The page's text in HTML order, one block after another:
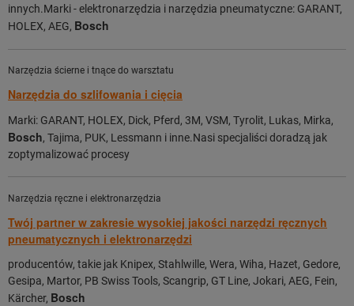
innych.Marki - elektronarzędzia i narzędzia pneumatyczne: GARANT,
HOLEX, AEG, Bosch
Narzędzia ścierne i tnące do warsztatu
Narzędzia do szlifowania i cięcia
Marki: GARANT, HOLEX, Dick, Pferd, 3M, VSM, Tyrolit, Lukas, Mirka,
Bosch, Tajima, PUK, Lessmann i inne.Nasi specjaliści doradzą jak
zoptymalizować procesy
Narzędzia ręczne i elektronarzędzia
Twój partner w zakresie wysokiej jakości narzędzi ręcznych
pneumatycznych i elektronarzędzi
producentów, takie jak Knipex, Stahlwille, Wera, Wiha, Hazet, Gedore,
Gesipa, Martor, PB Swiss Tools, Scangrip, GT Line, Jokari, AEG, Fein,
Kärcher, Bosch